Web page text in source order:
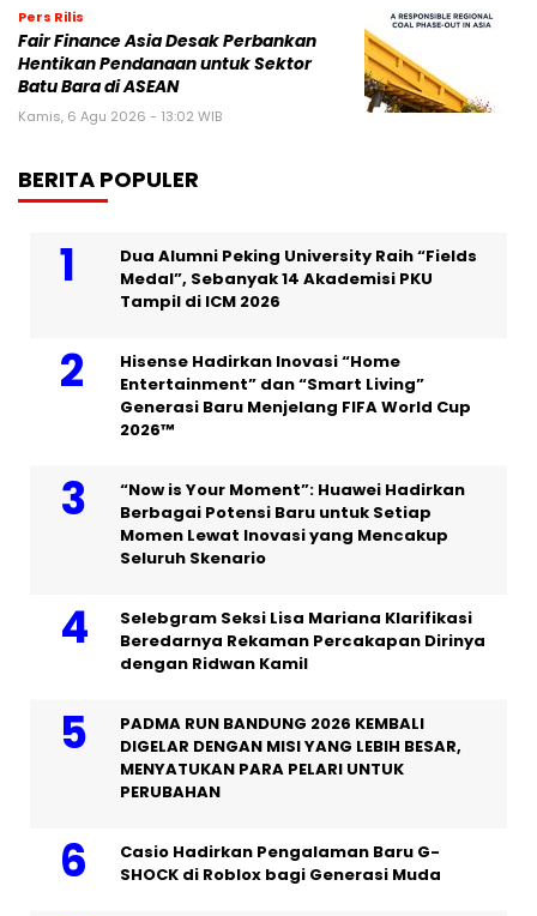
Pers Rilis
Fair Finance Asia Desak Perbankan
Hentikan Pendanaan untuk Sektor
Batu Bara di ASEAN
Kamis, 6 Agu 2026 - 13:02 WIB
BERITA POPULER
Dua Alumni Peking University Raih “Fields
Medal”, Sebanyak 14 Akademisi PKU
Tampil di ICM 2026
Hisense Hadirkan Inovasi “Home
Entertainment” dan “Smart Living”
Generasi Baru Menjelang FIFA World Cup
2026™
“Now is Your Moment”: Huawei Hadirkan
Berbagai Potensi Baru untuk Setiap
Momen Lewat Inovasi yang Mencakup
Seluruh Skenario
Selebgram Seksi Lisa Mariana Klarifikasi
Beredarnya Rekaman Percakapan Dirinya
dengan Ridwan Kamil
PADMA RUN BANDUNG 2026 KEMBALI
DIGELAR DENGAN MISI YANG LEBIH BESAR,
MENYATUKAN PARA PELARI UNTUK
PERUBAHAN
Casio Hadirkan Pengalaman Baru G-
SHOCK di Roblox bagi Generasi Muda